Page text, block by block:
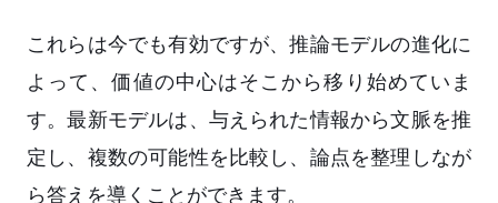
これらは今でも有効ですが、推論モデルの進化に
よって、価値の中心はそこから移り始めていま
す。最新モデルは、与えられた情報から文脈を推
定し、複数の可能性を比較し、論点を整理しなが
ら答えを導くことができます。